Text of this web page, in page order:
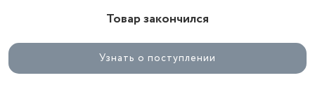
Товар закончился
Узнать о поступлении